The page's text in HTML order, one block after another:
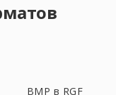
BMP в RGF